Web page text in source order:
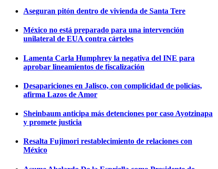
Aseguran pitón dentro de vivienda de Santa Tere
México no está preparado para una intervención
unilateral de EUA contra cárteles
Lamenta Carla Humphrey la negativa del INE para
aprobar lineamientos de fiscalización
Desapariciones en Jalisco, con complicidad de policías,
afirma Lazos de Amor
Sheinbaum anticipa más detenciones por caso Ayotzinapa
y promete justicia
Resalta Fujimori restablecimiento de relaciones con
México